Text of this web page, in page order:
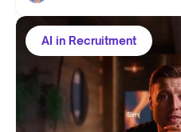
AI in Recruitment